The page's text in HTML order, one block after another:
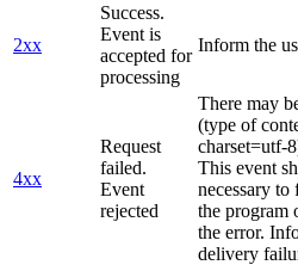
2xx
Success.
Event is
accepted for
processing
Inform the
4xx
Request
failed.
Event
rejected
There may
(type of
charset=utf-
This event
necessary
the program
the error.
delivery